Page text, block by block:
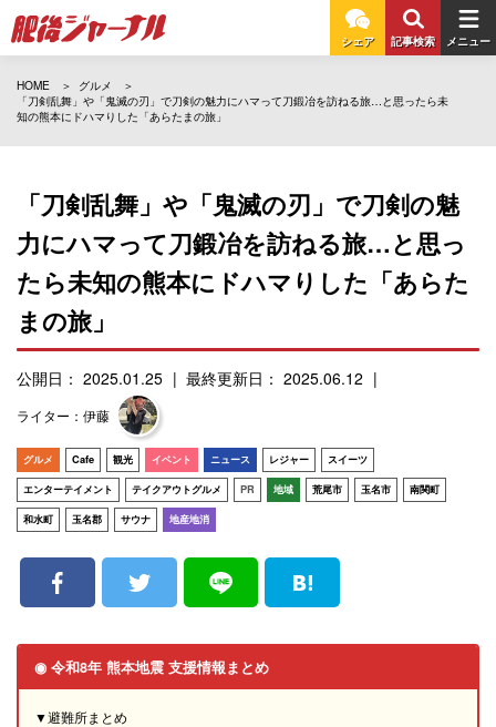
シェア 記事検索 メニュー
HOME
グルメ
「刀剣乱舞」や「鬼滅の刃」で刀剣の魅力にハマって刀鍛冶を訪ねる旅…と思ったら未
知の熊本にドハマりした「あらたまの旅」
「刀剣乱舞」や「鬼滅の刃」で刀剣の魅
力にハマって刀鍛冶を訪ねる旅…と思っ
たら未知の熊本にドハマりした「あらた
まの旅」
公開日： 2025.01.25 最終更新日： 2025.06.12
ライター：伊藤
グルメ Cafe 観光 イベント ニュース レジャー スイーツ
エンターテイメント テイクアウトグルメ PR 地域 荒尾市 玉名市 南関町
和水町 玉名郡 サウナ 地産地消
◉ 令和8年 熊本地震 支援情報まとめ
▼避難所まとめ